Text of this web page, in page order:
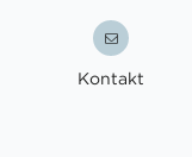
Kontakt